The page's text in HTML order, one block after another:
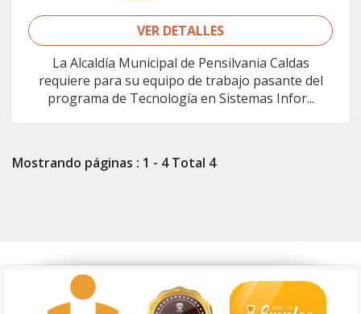
VER DETALLES
La Alcaldía Municipal de Pensilvania Caldas
requiere para su equipo de trabajo pasante del
programa de Tecnología en Sistemas Infor...
Mostrando páginas : 1 - 4 Total 4